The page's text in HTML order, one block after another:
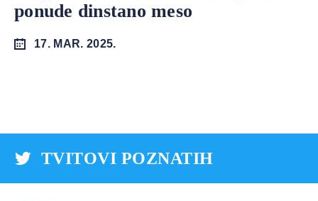
ponude dinstano meso
17. MAR. 2025.
TVITOVI POZNATIH